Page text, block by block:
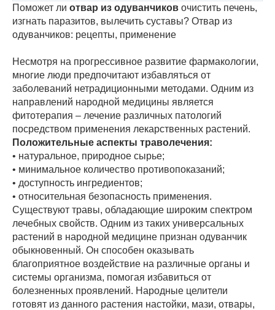
Поможет ли отвар из одуванчиков очистить печень,
изгнать паразитов, вылечить суставы? Отвар из
одуванчиков: рецепты, применение
Несмотря на прогрессивное развитие фармакологии,
многие люди предпочитают избавляться от
заболеваний нетрадиционными методами. Одним из
направлений народной медицины является
фитотерапия – лечение различных патологий
посредством применения лекарственных растений.
Положительные аспекты траволечения:
• натуральное, природное сырье;
• минимальное количество противопоказаний;
• доступность ингредиентов;
• относительная безопасность применения.
Существуют травы, обладающие широким спектром
лечебных свойств. Одним из таких универсальных
растений в народной медицине признан одуванчик
обыкновенный. Он способен оказывать
благоприятное воздействие на различные органы и
системы организма, помогая избавиться от
болезненных проявлений. Народные целители
готовят из данного растения настойки, мази, отвары,